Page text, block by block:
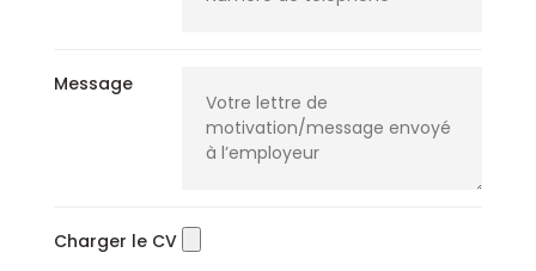
Message
Charger le CV